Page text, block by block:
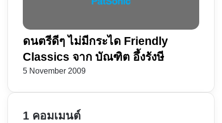
ดนตรีดีๆ ไม่มีกระได Friendly
Classics จาก บัณฑิต อึ้งรังษี
5 November 2009
1 คอมเมนต์